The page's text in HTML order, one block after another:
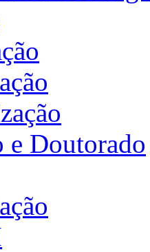
e Doutorado